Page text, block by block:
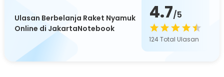
Ulasan Berbelanja Raket Nyamuk
Online di JakartaNotebook
4.7/5
124Total Ulasan